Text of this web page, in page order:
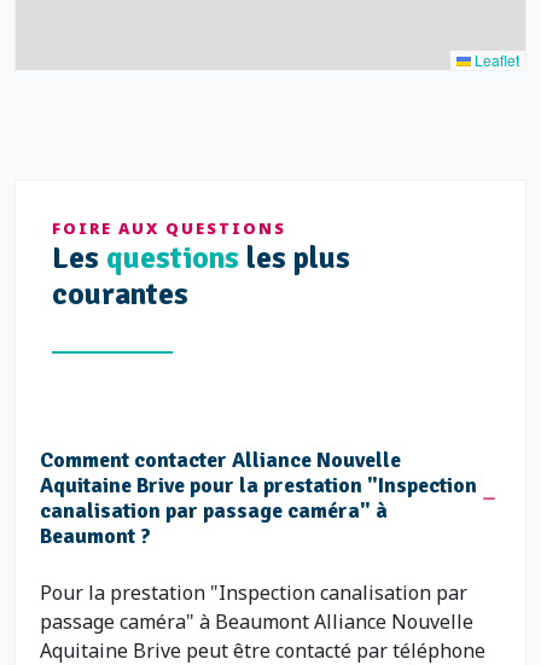
Leaflet
FOIRE AUX QUESTIONS
Les questions les plus
courantes
Comment contacter Alliance Nouvelle
Aquitaine Brive pour la prestation "Inspection
canalisation par passage caméra" à
Beaumont ?
Pour la prestation "Inspection canalisation par
passage caméra" à Beaumont Alliance Nouvelle
Aquitaine Brive peut être contacté par téléphone